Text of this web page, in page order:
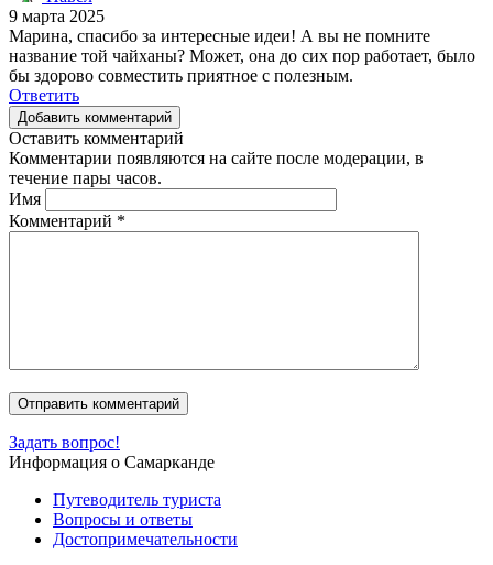
9 марта 2025
Марина, спасибо за интересные идеи! А вы не помните
название той чайханы? Может, она до сих пор работает, было
бы здорово совместить приятное с полезным.
Ответить
Добавить комментарий
Оставить комментарий
Комментарии появляются на сайте после модерации, в
течение пары часов.
Имя
Комментарий *
Задать вопрос!
Информация о Самарканде
Путеводитель туриста
Вопросы и ответы
Достопримечательности